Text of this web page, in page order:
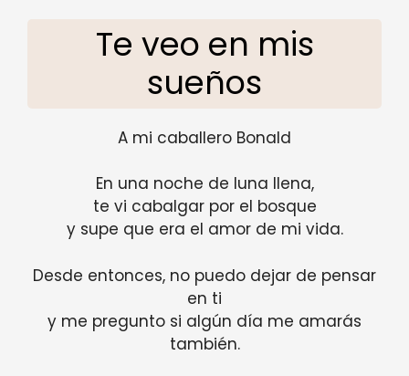
Te veo en mis
sueños
A mi caballero Bonald
En una noche de luna llena,
te vi cabalgar por el bosque
y supe que era el amor de mi vida.
Desde entonces, no puedo dejar de pensar
en ti
y me pregunto si algún día me amarás
también.